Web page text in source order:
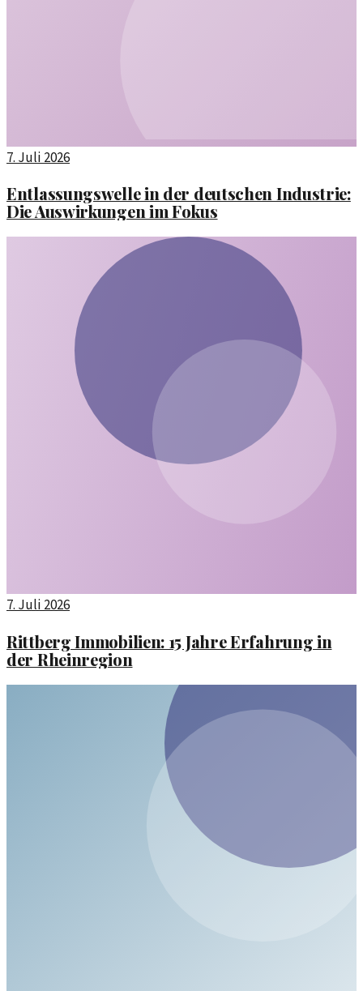
7. Juli 2026
Entlassungswelle in der deutschen Industrie:
Die Auswirkungen im Fokus
7. Juli 2026
Rittberg Immobilien: 15 Jahre Erfahrung in
der Rheinregion